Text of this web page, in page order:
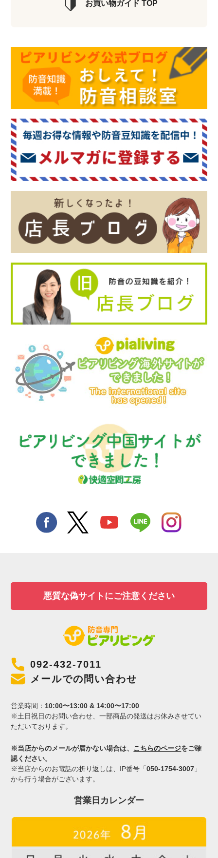
お買い物ガイド TOP
悪質な偽サイトにご注意ください
092-432-7011
メールでの問い合わせ
営業時間： 10:00〜13:00 & 14:00〜17:00
※土日祝日のお問い合わせ、一部商品の発送はお休みさせてい
ただいております。
※当店からのメールが届かない場合は、 こちらのページをご確
認ください。
※当店からのお電話の折り返しは、IP番号「050-1754-3007 」
から行う場合がございます。
営業日カレンダー